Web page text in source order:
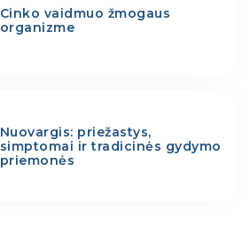
Cinko vaidmuo žmogaus
organizme
Nuovargis: priežastys,
simptomai ir tradicinės gydymo
priemonės